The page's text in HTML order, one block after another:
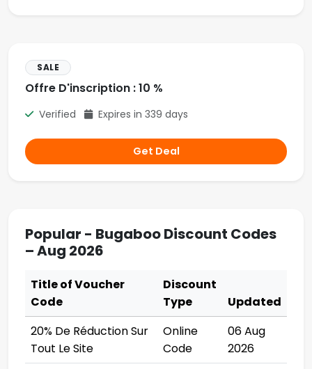
SALE
Offre D'inscription : 10 %
Verified Expires in 339 days
Get Deal
Popular - Bugaboo Discount Codes
– Aug 2026
Title of Voucher
Code
Discount
Type
Updated
20% De Réduction Sur
Tout Le Site
Online
Code
06 Aug
2026